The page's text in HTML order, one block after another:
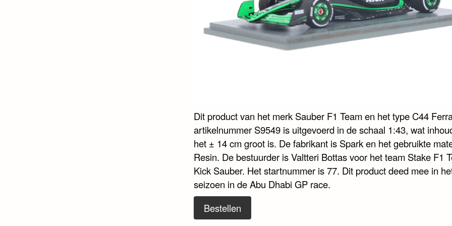
Dit product van het merk Sauber F1 Team en het type C44
artikelnummer S9549 is uitgevoerd in de schaal 1:43, wat
het ± 14 cm groot is. De fabrikant is Spark en het gebruikte
Resin. De bestuurder is Valtteri Bottas voor het team Stake F1
Kick Sauber. Het startnummer is 77. Dit product deed mee in
seizoen in de Abu Dhabi GP race.
Bestellen